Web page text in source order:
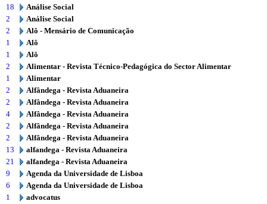
18
Análise Social
2
Análise Social
2
Alô - Mensário de Comunicação
1
Alô
1
Alô
2
Alimentar - Revista Técnico-Pedagógica do Sector Alimentar
1
Alimentar
2
Alfândega - Revista Aduaneira
2
Alfândega - Revista Aduaneira
4
Alfândega - Revista Aduaneira
2
Alfândega - Revista Aduaneira
2
Alfândega - Revista Aduaneira
13
alfandega - Revista Aduaneira
21
alfandega - Revista Aduaneira
9
Agenda da Universidade de Lisboa
6
Agenda da Universidade de Lisboa
1
advocatus